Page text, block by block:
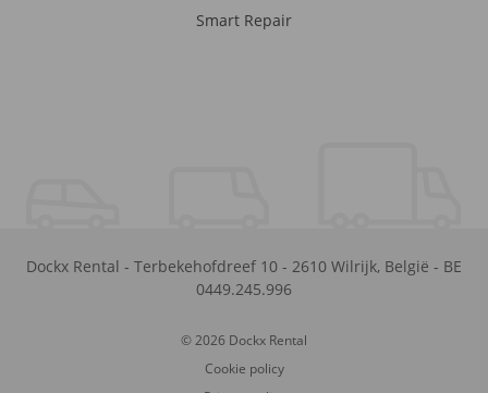
Smart Repair
Dockx Rental - Terbekehofdreef 10 - 2610 Wilrijk, België - BE
0449.245.996
© 2026 Dockx Rental
Cookie policy